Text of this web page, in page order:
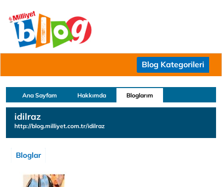
Blog Kategorileri
Ana Sayfam Hakkımda Bloglarım
idilraz
http://blog.milliyet.com.tr/idilraz
Bloglar